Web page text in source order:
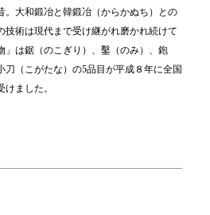
。大和鍛冶と韓鍛冶（からかぬち）との
技術は現代まで受け継がれ磨かれ続けて
」は鋸（のこぎり）、鑿（のみ）、鉋
刀（こがたな）の5品目が平成８年に全国
ました。